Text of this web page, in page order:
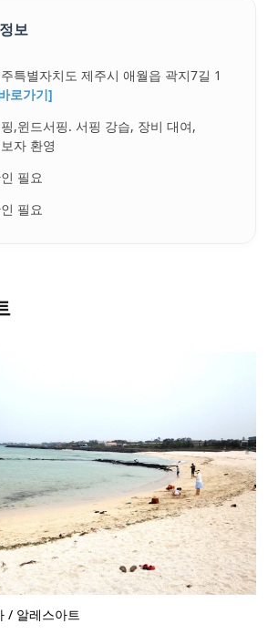
보
특별자치도 제주시 애월읍 곽지7길 1
로가기]
,윈드서핑. 서핑 강습, 장비 대여,
자 환영
필요
필요
/ 알레스아트